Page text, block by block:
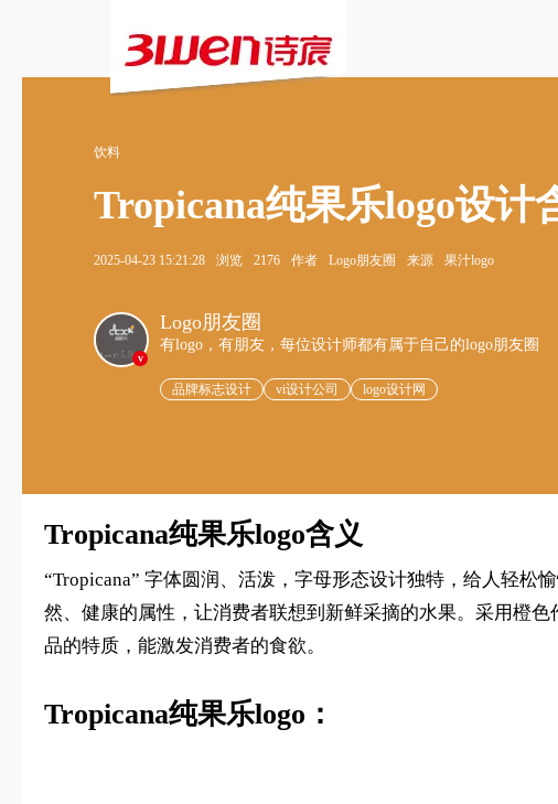
饮料
Tropicana纯果乐logo设计
2025-04-23 15:21:28 浏览 2176 作者 Logo朋友圈 来源 果汁logo
v
Logo朋友圈
有logo，有朋友，每位设计师都有属于自己的logo朋友圈
品牌标志设计 vi设计公司 logo设计网
Tropicana纯果乐logo含义
“Tropicana” 字体圆润、活泼，字母形态设计独特，给人轻松
然、健康的属性，让消费者联想到新鲜采摘的水果。采用橙
品的特质，能激发消费者的食欲。
Tropicana纯果乐logo：